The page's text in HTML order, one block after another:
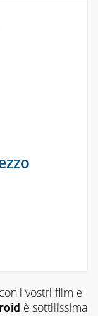
i vostri film e
è sottilissima